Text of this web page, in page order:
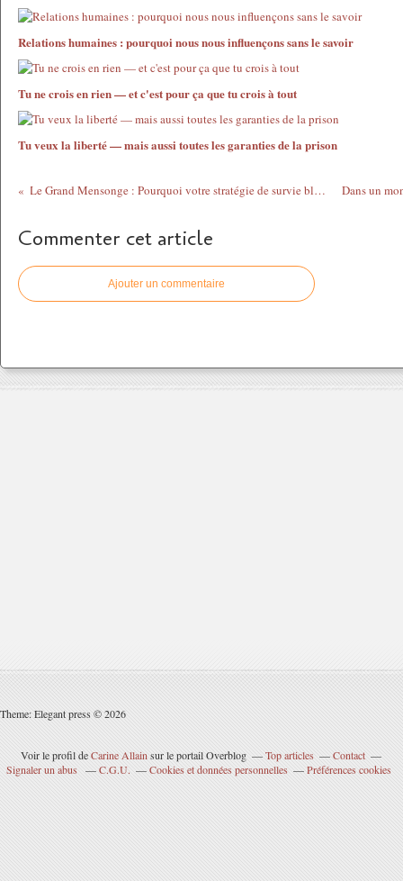
Relations humaines : pourquoi nous nous influençons sans le savoir
Tu ne crois en rien — et c'est pour ça que tu crois à tout
Tu veux la liberté — mais aussi toutes les garanties de la prison
Le Grand Mensonge : Pourquoi votre stratégie de survie bloque votre vie
Commenter cet article
Ajouter un commentaire
Theme: Elegant press © 2026
Voir le profil deCarine Allainsur le portail Overblog Top articles
Contact
Signaler un abus
C.G.U. Cookies et données personnelles Préférences cookies